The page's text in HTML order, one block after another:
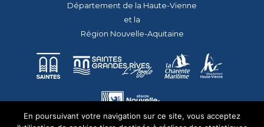
Département de la Haute-Vienne
et la
Région Nouvelle-Aquitaine
En poursuivant votre navigation sur ce site, vous acceptez